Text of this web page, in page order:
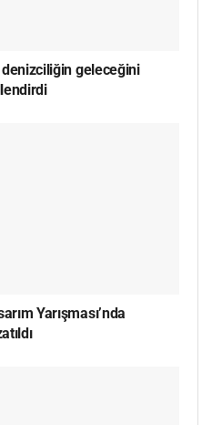
denizciliğin geleceğini
Yarışması’nda